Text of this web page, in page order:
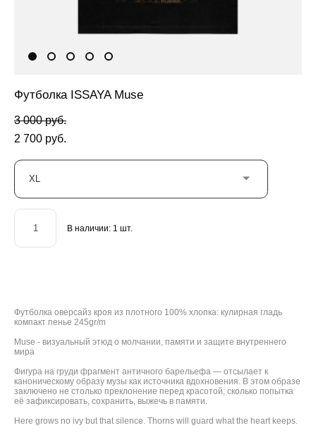
Футболка ISSAYA Muse
3 000 pуб.
2 700 pуб.
XL
В наличии: 1 шт.
Футболка оверсайз кроя из плотного 100% хлопка: кулирная гладь
компакт пенье 245gr/m
Muse - визуальный этюд о молчании, памяти и защите внутреннего
мира
Фигура на груди фрагмент античного барельефа — отсылает к
каноническому образу музы как источника вдохновения. В этом образе
заключено не столько преклонение перед красотой, сколько попытка
её зафиксировать, сохранить, выжечь в памяти.
Here grows no ivy but that silence. Thorns will guard what the heart keeps.